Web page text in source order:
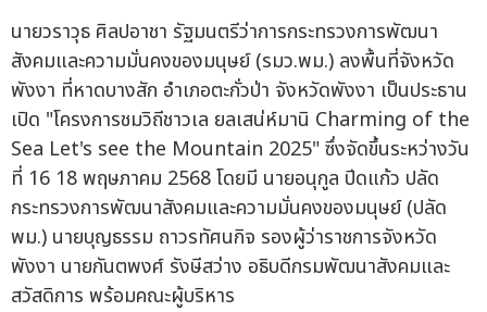
นายวราวุธ ศิลปอาชา รัฐมนตรีว่าการกระทรวงการพัฒนา
สังคมและความมั่นคงของมนุษย์ (รมว.พม.) ลงพื้นที่จังหวัด
พังงา ที่หาดบางสัก อำเภอตะกั่วป่า จังหวัดพังงา เป็นประธาน
เปิด "โครงการชมวิถีชาวเล ยลเสน่ห์มานิ Charming of the
Sea Let's see the Mountain 2025" ซึ่งจัดขึ้นระหว่างวัน
ที่ 16 18 พฤษภาคม 2568 โดยมี นายอนุกูล ปีดแก้ว ปลัด
กระทรวงการพัฒนาสังคมและความมั่นคงของมนุษย์ (ปลัด
พม.) นายบุญธรรม ถาวรทัศนกิจ รองผู้ว่าราชการจังหวัด
พังงา นายกันตพงศ์ รังษีสว่าง อธิบดีกรมพัฒนาสังคมและ
สวัสดิการ พร้อมคณะผู้บริหาร